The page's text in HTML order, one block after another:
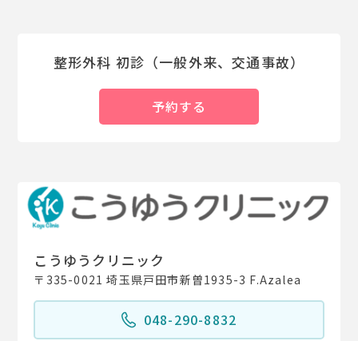
整形外科 初診（一般外来、交通事故）
予約する
こうゆうクリニック
〒335-0021 埼玉県戸田市新曽1935-3 F.Azalea
048-290-8832